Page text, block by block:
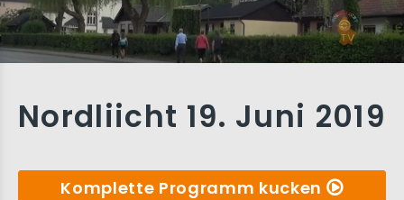
Nordliicht 19. Juni 2019
Komplette Programm kucken